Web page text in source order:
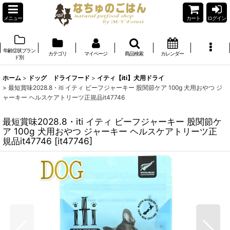
メニュー カート ログイン
年齢症状ブラン
ド別
カテゴリ マイページ 商品検索 カレンダー
ホーム > ドッグ ドライフード > イティ【iti】犬用ドライ
> 最短賞味2028.8・iti イティ ビーフジャーキー 股関節ケア 100g 犬用おやつ ジ
ャーキー ヘルスケアトリーツ正規品it47746
最短賞味2028.8・iti イティ ビーフジャーキー 股関節ケ
ア 100g 犬用おやつ ジャーキー ヘルスケアトリーツ正
規品it47746 [it47746]